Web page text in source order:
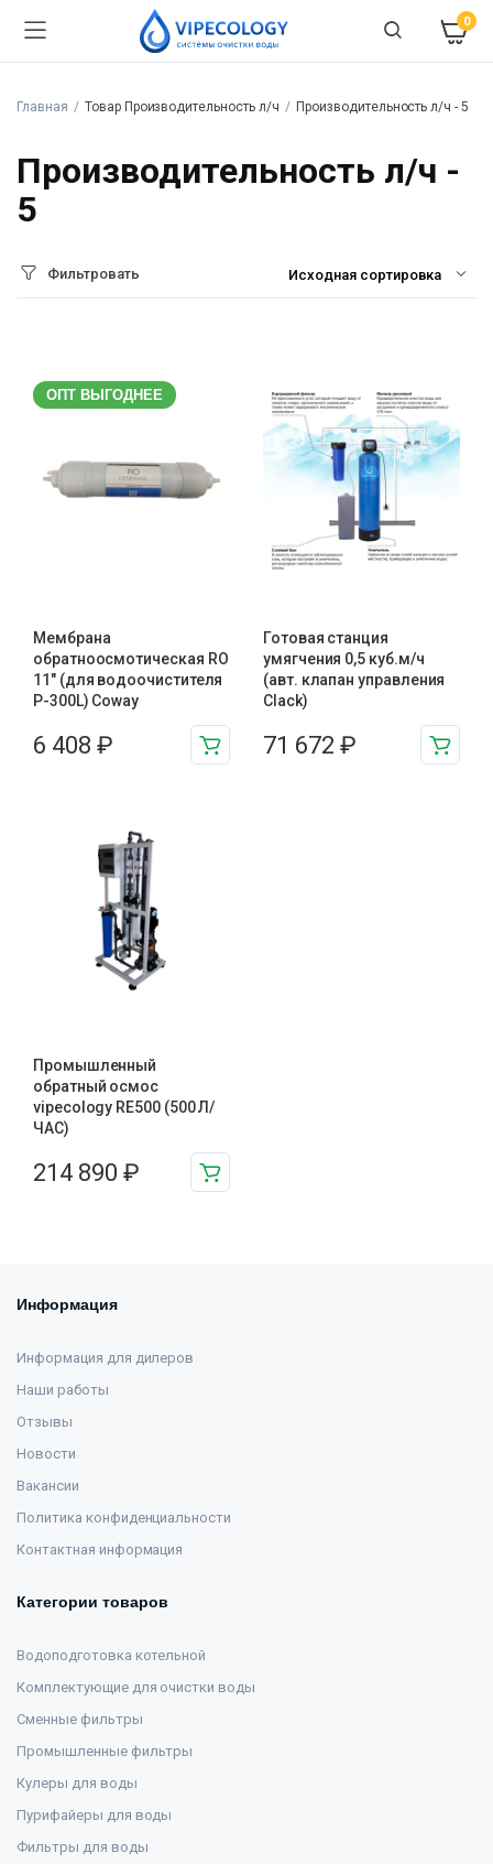
0
Главная Товар Производительность л/ч Производительность л/ч - 5
Производительность л/ч -
5
Фильтровать
ОПТ ВЫГОДНЕЕ
Мембрана
обратноосмотическая RO
11″ (для водоочистителя
P-300L) Coway
6 408 ₽
Готовая станция
умягчения 0,5 куб.м/ч
(авт. клапан управления
Clack)
71 672 ₽
Промышленный
обратный осмос
vipecology RE500 (500 Л/
ЧАС)
214 890 ₽
Информация
Информация для дилеров
Наши работы
Отзывы
Новости
Вакансии
Политика конфиденциальности
Контактная информация
Категории товаров
Водоподготовка котельной
Комплектующие для очистки воды
Сменные фильтры
Промышленные фильтры
Кулеры для воды
Пурифайеры для воды
Фильтры для воды